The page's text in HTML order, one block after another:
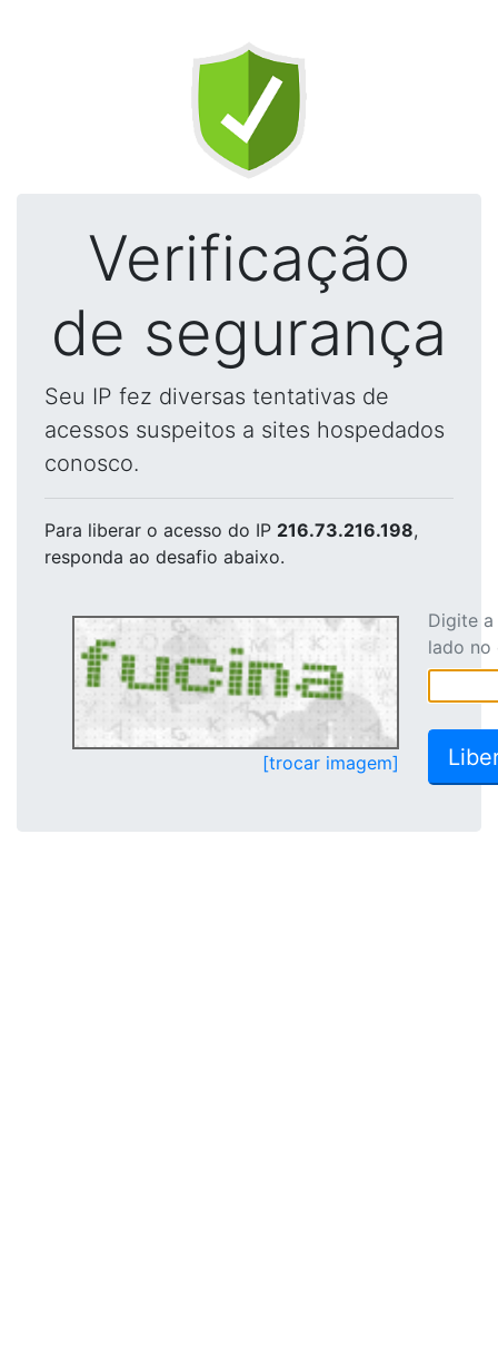
Verificação
de segurança
Seu IP fez diversas tentativas de
acessos suspeitos a sites hospedados
conosco.
Para liberar o acesso do IP 216.73.216.198,
responda ao desafio abaixo.
[trocar imagem]
Digite
lado no